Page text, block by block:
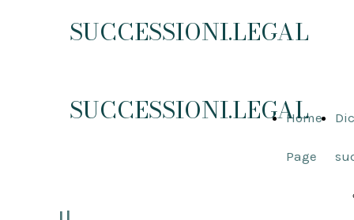
SUCCESSIONI.LEGAL
Home
Page
SUCCESSIONI.LEGAL